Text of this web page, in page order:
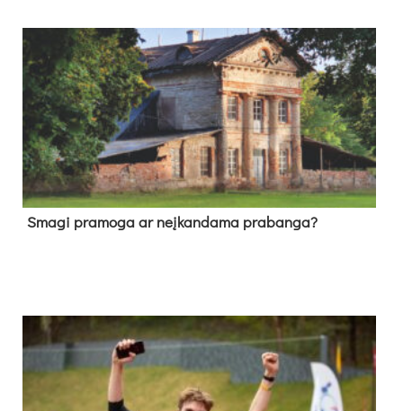
Sma­gi pra­mo­ga ar neį­kan­da­ma pra­ban­ga?